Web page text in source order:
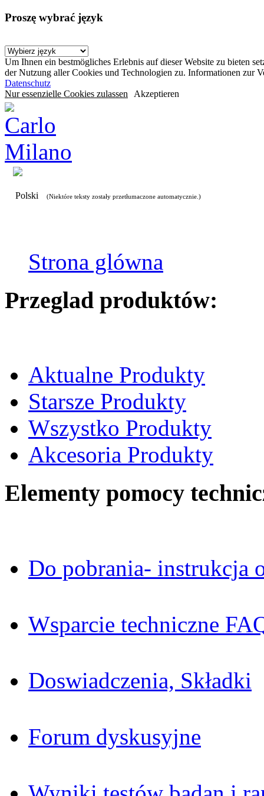
Proszę wybrać język
Um Ihnen ein bestmögliches Erlebnis auf dieser Website zu bieten
der Nutzung aller Cookies und Technologien zu. Informationen zur
Datenschutz
Nur essenzielle Cookies zulassen Akzeptieren
Polski (Niektóre teksty zostały przetłumaczone automatycznie.)
Strona glówna
Przeglad produktów:
Aktualne Produkty
Starsze Produkty
Wszystko Produkty
Akcesoria Produkty
Elementy pomocy
Do pobrania- instrukcja
Wsparcie techniczne
Doswiadczenia, Składki
Forum dyskusyjne